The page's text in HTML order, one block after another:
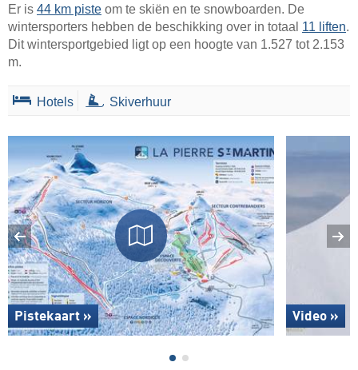
Er is 44 km piste om te skiën en te snowboarden. De
wintersporters hebben de beschikking over in totaal 11 liften.
Dit wintersportgebied ligt op een hoogte van 1.527 tot 2.153
m.
Hotels Skiverhuur
Pistekaart » Video »